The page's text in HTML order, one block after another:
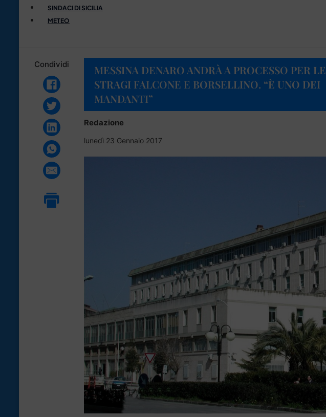
SINDACI DI SICILIA
METEO
Condividi
MESSINA DENARO ANDRÀ A PROCESSO PER LE
STRAGI FALCONE E BORSELLINO. “È UNO DEI
MANDANTI”
Redazione
lunedì 23 Gennaio 2017